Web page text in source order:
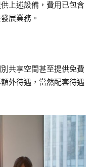
上述設備，費用已包含
展業務。
共享空間甚至提供免費
外待遇，當然配套待遇